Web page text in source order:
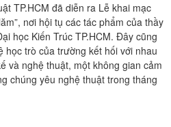
TP.HCM đã diễn ra Lễ khai mạc
nơi hội tụ các tác phẩm của thầy
học Kiến Trúc TP.HCM. Đây cũng
học trò của trường kết hối với nhau
và nghệ thuật, một không gian cảm
chúng yêu nghệ thuật trong tháng